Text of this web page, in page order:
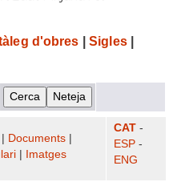
d'obres Sigles|
Documents
Imatges
CAT -
ESP -
ENG